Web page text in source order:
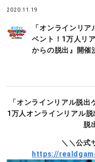
2020.11.19
「オンラインリ
ベント！1万人リ
からの脱出』開催
「オンラインリアル脱
1万人オンラインリアル
脱
＼＼公式
https://